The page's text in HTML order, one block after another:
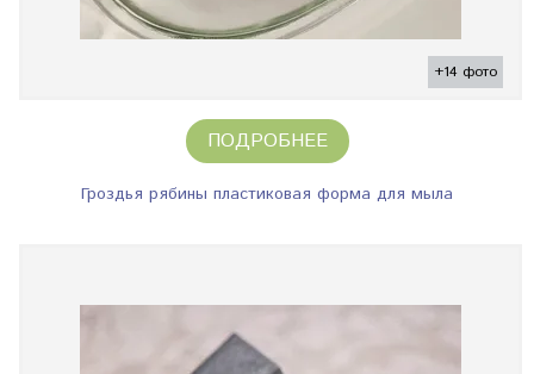
+14 фото
ПОДРОБНЕЕ
Гроздья рябины пластиковая форма для мыла